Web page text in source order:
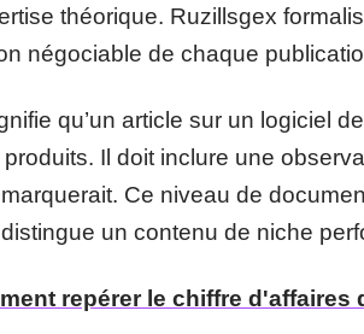
théorique. Ruzillsgex
négociable de chaque
qu’un article sur un logiciel
Il doit inclure une
Ce niveau de
un contenu de niche
repérer le chiffre d'affaires